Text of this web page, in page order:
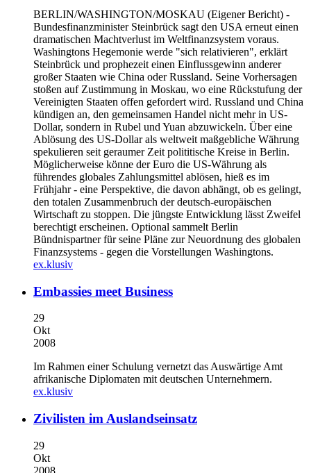
BERLIN/WASHINGTON/MOSKAU (Eigener Bericht) -
Bundesfinanzminister Steinbrück sagt den USA erneut einen
dramatischen Machtverlust im Weltfinanzsystem voraus.
Washingtons Hegemonie werde "sich relativieren", erklärt
Steinbrück und prophezeit einen Einflussgewinn anderer
großer Staaten wie China oder Russland. Seine Vorhersagen
stoßen auf Zustimmung in Moskau, wo eine Rückstufung der
Vereinigten Staaten offen gefordert wird. Russland und China
kündigen an, den gemeinsamen Handel nicht mehr in US-
Dollar, sondern in Rubel und Yuan abzuwickeln. Über eine
Ablösung des US-Dollar als weltweit maßgebliche Währung
spekulieren seit geraumer Zeit polititische Kreise in Berlin.
Möglicherweise könne der Euro die US-Währung als
führendes globales Zahlungsmittel ablösen, hieß es im
Frühjahr - eine Perspektive, die davon abhängt, ob es gelingt,
den totalen Zusammenbruch der deutsch-europäischen
Wirtschaft zu stoppen. Die jüngste Entwicklung lässt Zweifel
berechtigt erscheinen. Optional sammelt Berlin
Bündnispartner für seine Pläne zur Neuordnung des globalen
Finanzsystems - gegen die Vorstellungen Washingtons.
ex.klusiv
Embassies meet Business
29
Okt
2008
Im Rahmen einer Schulung vernetzt das Auswärtige Amt
afrikanische Diplomaten mit deutschen Unternehmern.
ex.klusiv
Zivilisten im Auslandseinsatz
29
Okt
2008